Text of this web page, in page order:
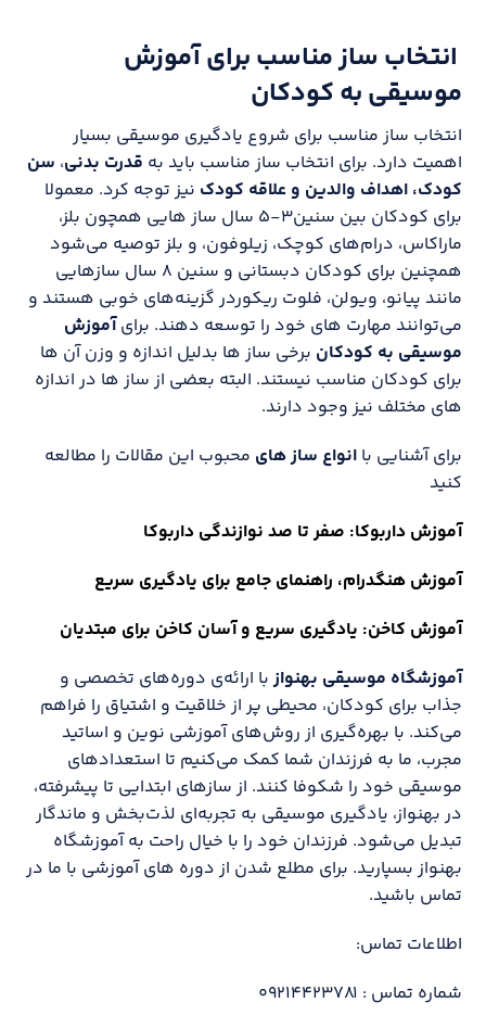
انتخاب ساز مناسب برای آموزش
موسیقی به کودکان
انتخاب ساز مناسب برای شروع یادگیری موسیقی بسیار
اهمیت دارد. برای انتخاب ساز مناسب باید به قدرت بدنی، سن
کودک، اهداف والدین و علاقه کودک نیز توجه کرد. معمولا
برای کودکان بین سنین۳-۵ سال ساز هایی همچون بلز،
ماراکاس، درام‌های کوچک، زیلوفون، و بلز توصیه می‌شود
همچنین برای کودکان دبستانی و سنین ۸ سال سازهایی
مانند پیانو، ویولن، فلوت ریکوردر گزینه‌های خوبی هستند و
می‌توانند مهارت های خود را توسعه دهند. برایآموزش
موسیقی به کودکان برخی ساز ها بدلیل اندازه و وزن آن ها
برای کودکان مناسب نیستند. البته بعضی از ساز ها در اندازه
های مختلف نیز وجود دارند.
برای آشنایی باانواع ساز های محبوب این مقالات را مطالعه
کنید
آموزش داربوکا: صفر تا صد نوازندگی داربوکا
آموزش هنگدرام، راهنمای جامع برای یادگیری سریع
آموزش کاخن: یادگیری سریع و آسان کاخن برای مبتدیان
آموزشگاه موسیقی بهنوازبا ارائه‌ی دوره‌های تخصصی و
جذاب برای کودکان، محیطی پر از خلاقیت و اشتیاق را فراهم
می‌کند. با بهره‌گیری از روش‌های آموزشی نوین و اساتید
مجرب، ما به فرزندان شما کمک می‌کنیم تا استعدادهای
موسیقی خود را شکوفا کنند. از سازهای ابتدایی تا پیشرفته،
در بهنواز، یادگیری موسیقی به تجربه‌ای لذت‌بخش و ماندگار
تبدیل می‌شود. فرزندان خود را با خیال راحت به آموزشگاه
بهنواز بسپارید. برای مطلع شدن از دوره های آموزشی با ما در
تماس باشید.
اطلاعات تماس:
شماره تماس : ۰۹۲۱۴۴۲۳۷۸۱